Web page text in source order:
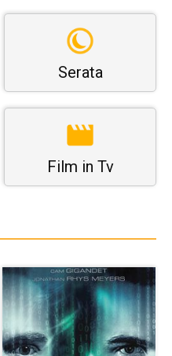
Serata
Film in Tv